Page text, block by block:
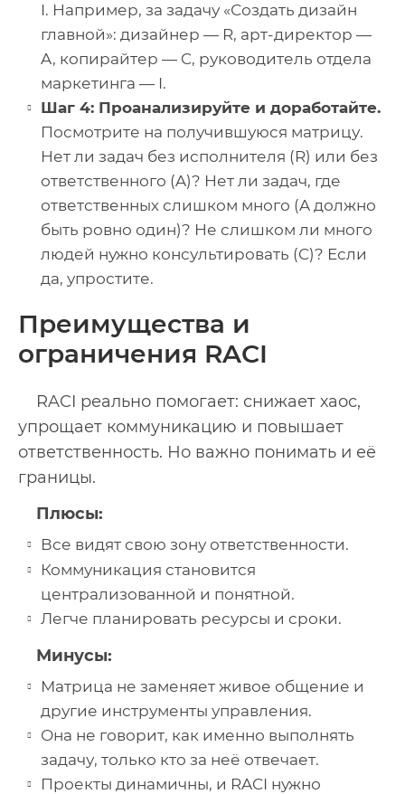
I. Например, за задачу «Создать дизайн
главной»: дизайнер — R, арт-директор —
A, копирайтер — C, руководитель отдела
маркетинга — I.
Шаг 4: Проанализируйте и доработайте.
Посмотрите на получившуюся матрицу.
Нет ли задач без исполнителя (R) или без
ответственного (A)? Нет ли задач, где
ответственных слишком много (A должно
быть ровно один)? Не слишком ли много
людей нужно консультировать (C)? Если
да, упростите.
Преимущества и
ограничения RACI
RACI реально помогает: снижает хаос,
упрощает коммуникацию и повышает
ответственность. Но важно понимать и её
границы.
Плюсы:
Все видят свою зону ответственности.
Коммуникация становится
централизованной и понятной.
Легче планировать ресурсы и сроки.
Минусы:
Матрица не заменяет живое общение и
другие инструменты управления.
Она не говорит, как именно выполнять
задачу, только кто за неё отвечает.
Проекты динамичны, и RACI нужно